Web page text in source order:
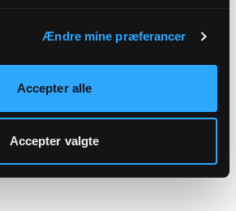
Ændre mine præferancer
Accepter alle
Accepter valgte